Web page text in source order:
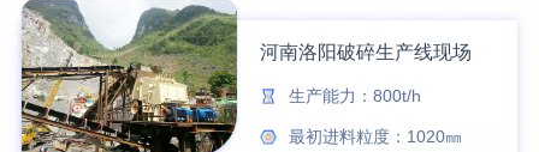
河南洛阳破碎生产线现场
生产能力：800t/h
最初进料粒度：1020㎜